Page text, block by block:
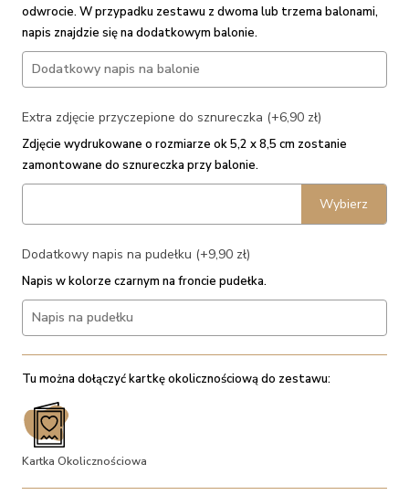
odwrocie. W przypadku zestawu z dwoma lub trzema balonami,
napis znajdzie się na dodatkowym balonie.
Extra zdjęcie przyczepione do sznureczka (+6,90 zł)
Zdjęcie wydrukowane o rozmiarze ok 5,2 x 8,5 cm zostanie
zamontowane do sznureczka przy balonie.
Wybierz
Dodatkowy napis na pudełku (+9,90 zł)
Napis w kolorze czarnym na froncie pudełka.
Tu można dołączyć kartkę okolicznościową do zestawu:
Kartka Okolicznościowa